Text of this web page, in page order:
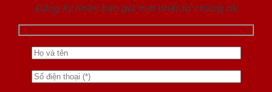
Đăng ký nhận báo giá mới nhất từ chúng tôi